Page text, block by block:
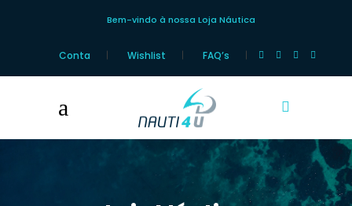
Bem-vindo à nossa Loja Náutica
Conta Wishlist FAQ’s